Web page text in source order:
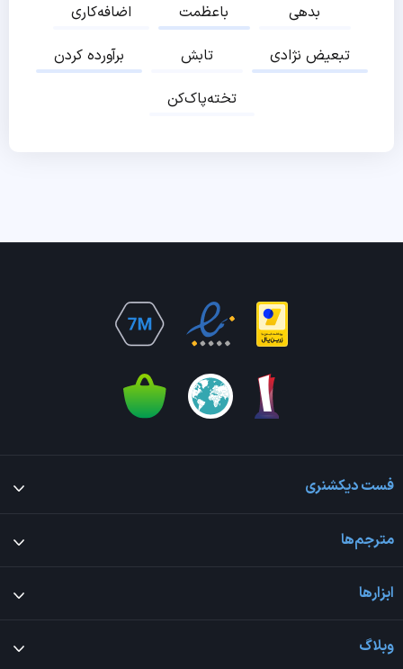
اضافه‌کاری
باعظمت
بدهی
برآورده کردن
تابش
تبعیض نژادی
تخته‌پاک‌کن
فست دیکشنری
مترجم‌ها
ابزارها
وبلاگ